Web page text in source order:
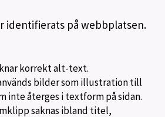
identifierats på webbplatsen.
korrekt alt-text.
bilder som illustration till
inte återges i textform på sidan.
saknas ibland titel,